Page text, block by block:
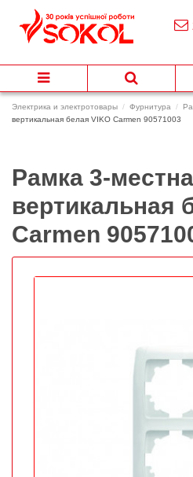
Электрика и электротовары Фурнитура
вертикальная белая VIKO Carmen 90571003
Рамка 3-
вертикальная
Carmen